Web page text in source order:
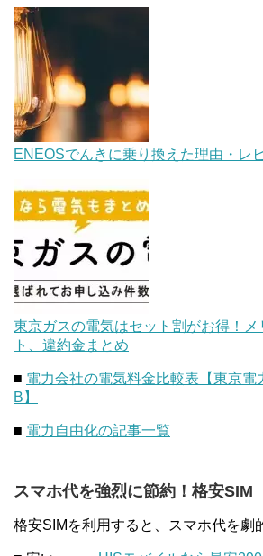
ENEOSでんきに乗り換えた理由・レ
東京ガスの電気はセット割がお得！メ
ト、違約金まとめ
■ 電力会社の電気料金比較表【東京電
B】
■ 電力自由化の記事一覧
スマホ代を強烈に節約！格安SIM
格安SIMを利用すると、スマホ代を劇